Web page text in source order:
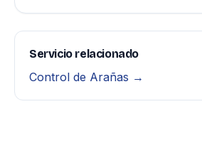
Servicio relacionado
Control de Arañas →